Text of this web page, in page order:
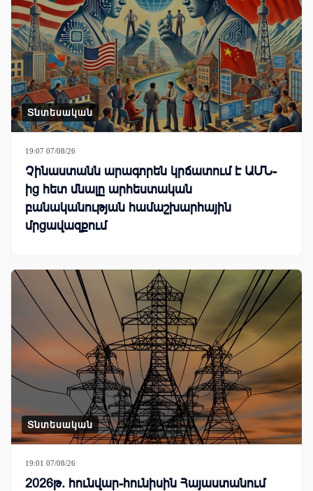
Տնտեսական
19:07 07/08/26
Չինաստանն արագորեն կրճատում է ԱՄՆ-
ից հետ մնալը արհեստական
բանականության համաշխարհային
մրցավազքում
Տնտեսական
19:01 07/08/26
2026թ. հունվար-հունիսին Հայաստանում